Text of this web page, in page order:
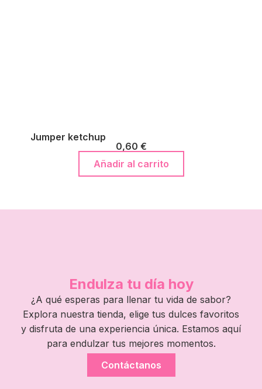
Jumper ketchup
0,60 €
Añadir al carrito
Endulza tu día hoy
¿A qué esperas para llenar tu vida de sabor?
Explora nuestra tienda, elige tus dulces favoritos
y disfruta de una experiencia única. Estamos aquí
para endulzar tus mejores momentos.
Contáctanos